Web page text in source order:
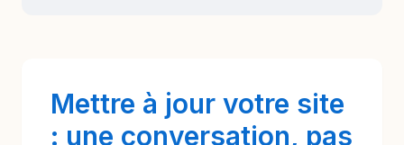
Mettre à jour votre site
: une conversation, pas